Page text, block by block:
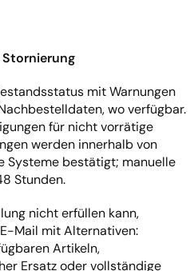
mit Warnungen
wo verfügbar.
für nicht vorrätige
werden innerhalb von
Systeme bestätigt; manuelle
Stunden.
nicht erfüllen kann,
Mail mit Alternativen:
Artikeln,
Ersatz oder vollständige